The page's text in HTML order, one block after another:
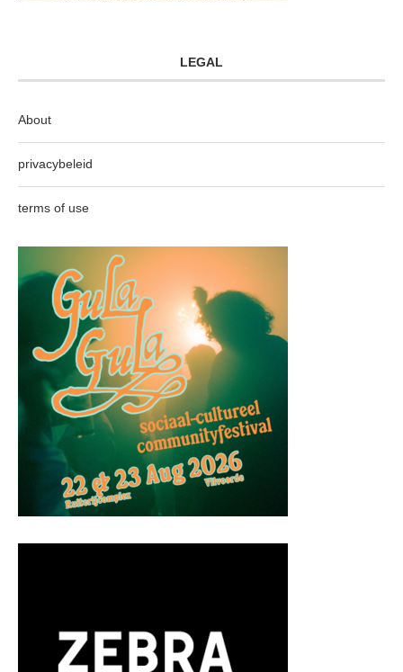
LEGAL
About
privacybeleid
terms of use